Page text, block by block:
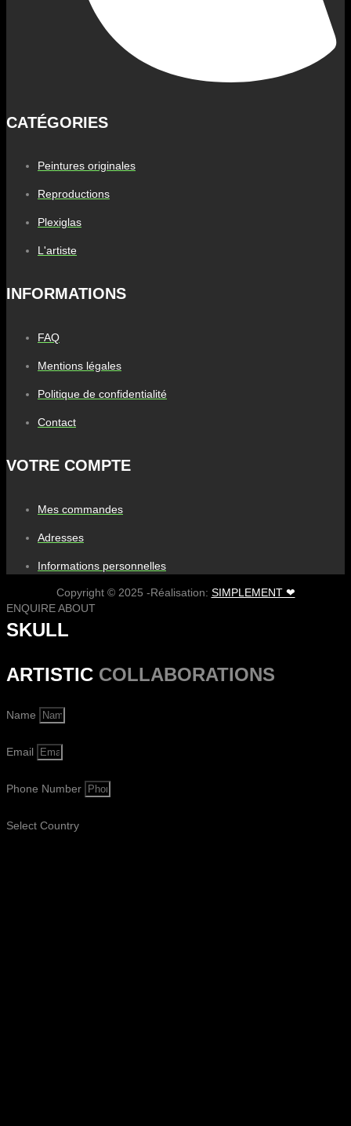
CATÉGORIES
Peintures originales
Reproductions
Plexiglas
L'artiste
INFORMATIONS
FAQ
Mentions légales
Politique de confidentialité
Contact
VOTRE COMPTE
Mes commandes
Adresses
Informations personnelles
Copyright © 2025 -Réalisation: SIMPLEMENT ❤
ENQUIRE ABOUT
SKULL
ARTISTIC COLLABORATIONS
Name
Email
Phone Number
Select Country